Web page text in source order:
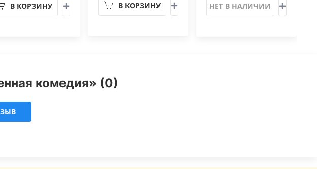
В КОРЗИНУ В КОРЗИНУ НЕТ В НАЛИЧИИ
комедия» (0)